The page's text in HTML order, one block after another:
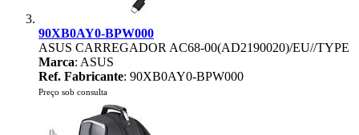
90XB0AY0-BPW000
ASUS CARREGADOR AC68-00(AD2190020)/EU//TYPE
Marca: ASUS
Ref. Fabricante: 90XB0AY0-BPW000
Preço sob consulta